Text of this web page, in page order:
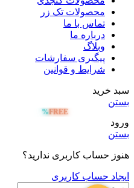
محصولات تک زر
تماس با ما
درباره ما
وبلاگ
پیگیری سفارشات
شرایط و قوانین
سبد خرید
بستن
FREE
%
ورود
بستن
هنوز حساب کاربری ندارید؟
ایجاد حساب کاربری